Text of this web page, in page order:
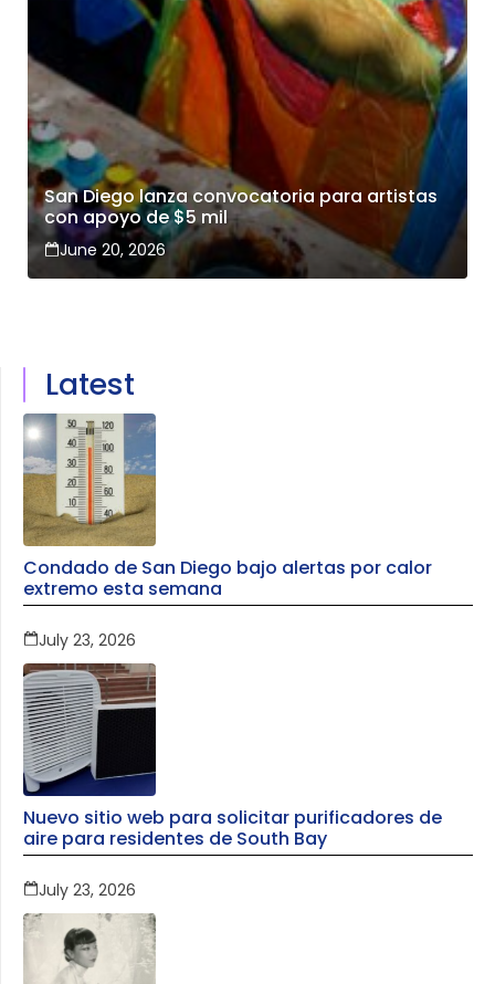
San Diego lanza convocatoria para artistas
con apoyo de $5 mil
June 20, 2026
Latest
Condado de San Diego bajo alertas por calor
extremo esta semana
July 23, 2026
Nuevo sitio web para solicitar purificadores de
aire para residentes de South Bay
July 23, 2026